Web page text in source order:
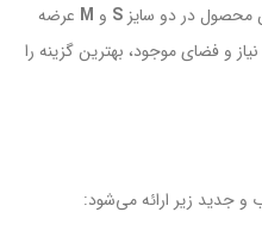
محصول در دو سایز S و M عرضه
و فضای موجود، بهترین گزینه را